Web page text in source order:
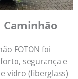
FOTON foi
segurança e
vidro (fiberglass)